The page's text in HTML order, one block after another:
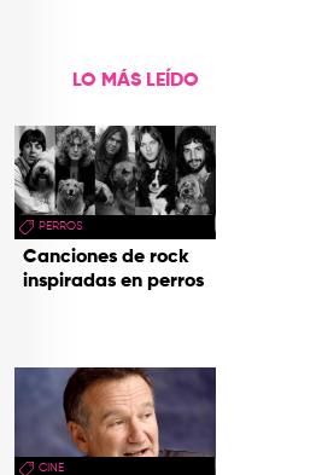
LO MÁS LEÍDO
PERROS
Canciones de rock
inspiradas en perros
CINE